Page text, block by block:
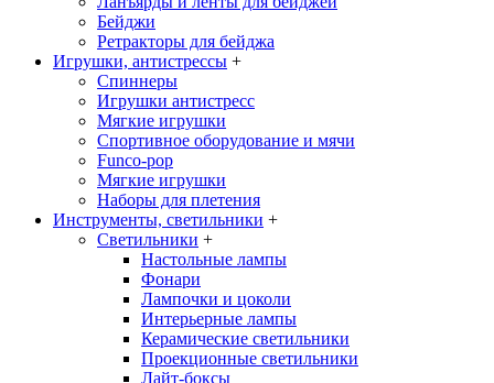
Бейджи
Ретракторы для бейджа
Игрушки, антистрессы +
Спиннеры
Игрушки антистресс
Мягкие игрушки
Спортивное оборудование и мячи
Funco-pop
Мягкие игрушки
Наборы для плетения
Инструменты, светильники +
Светильники +
Настольные лампы
Фонари
Лампочки и цоколи
Интерьерные лампы
Керамические светильники
Проекционные светильники
Лайт-боксы